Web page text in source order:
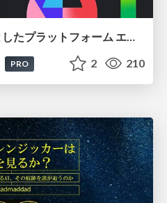
AIエージェントを前提としたプラットフォーム エンジニアリング：GKEで作るAgent-Ready Golden Path
PRO 2 210